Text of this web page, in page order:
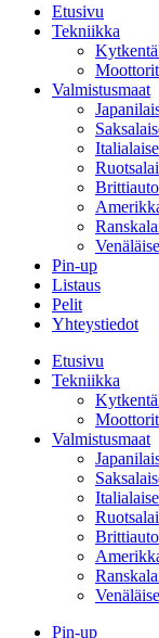
Etusivu
Tekniikka
Moottorit
Valmistusmaat
Pin-up
Listaus
Pelit
Yhteystiedot
Etusivu
Tekniikka
Moottorit
Valmistusmaat
Pin-up